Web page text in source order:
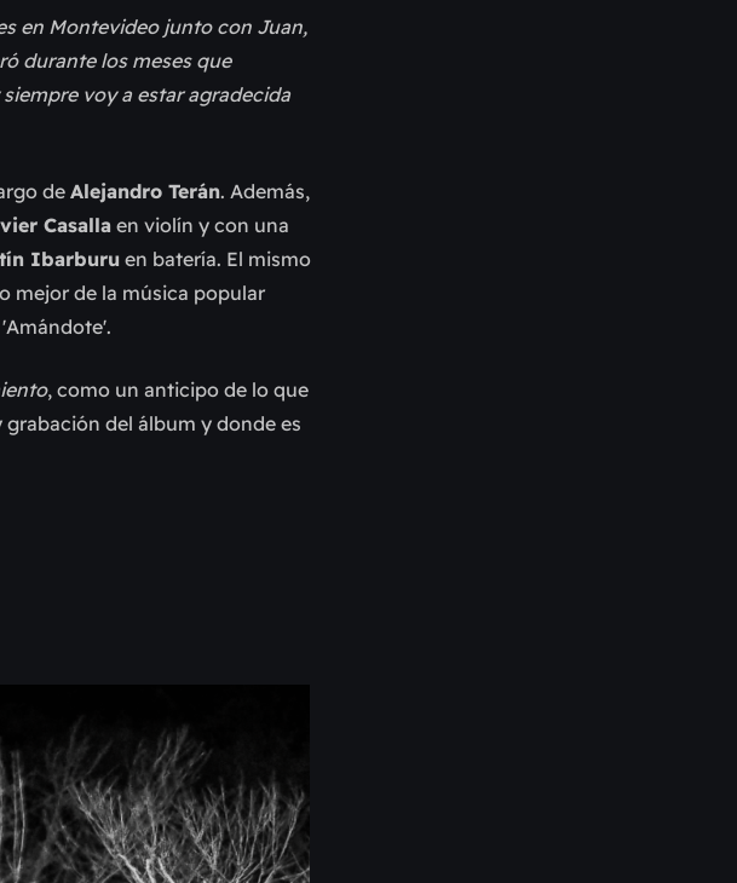
en Montevideo junto con Juan,
durante los meses que
voy a estar agradecida
de Alejandro Terán. Además,
Casalla en violín y con una
Ibarburu en batería. El mismo
mejor de la música popular
'Amándote'.
, como un anticipo de lo que
del álbum y donde es